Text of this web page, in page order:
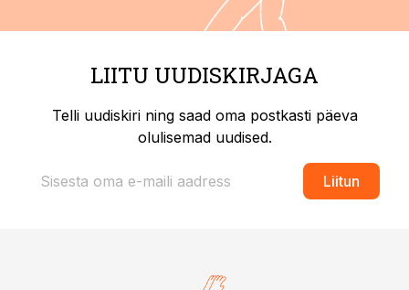
LIITU UUDISKIRJAGA
Telli uudiskiri ning saad oma postkasti päeva
olulisemad uudised.
Liitun